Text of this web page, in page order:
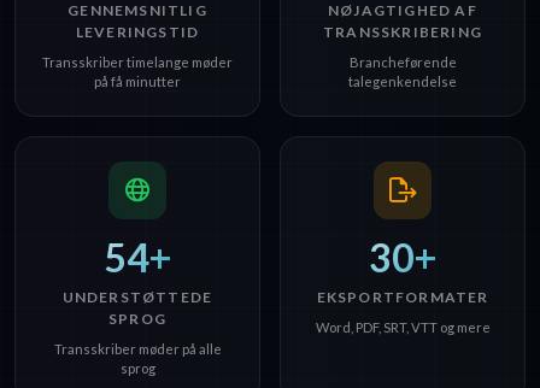
GENNEMSNITLIG
LEVERINGSTID
Transskriber timelange møder
på få minutter
NØJAGTIGHED AF
TRANSSKRIBERING
Brancheførende
talegenkendelse
54+
UNDERSTØTTEDE
SPROG
Transskriber møder på alle
sprog
30+
EKSPORTFORMATER
Word, PDF, SRT, VTT og mere